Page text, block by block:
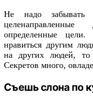
Не надо
определенные
нравиться другим
на других людей, то
Секретов много,
Съешь слона по